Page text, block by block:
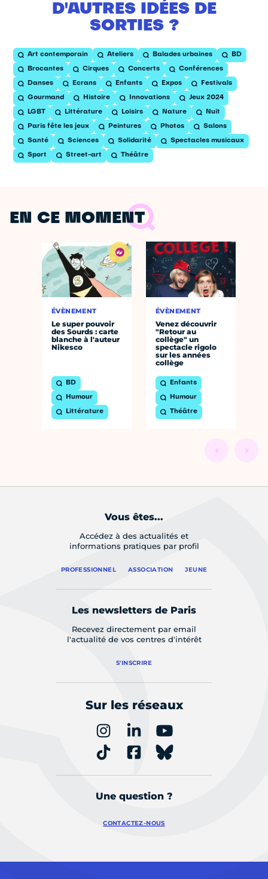
D'AUTRES IDÉES DE
SORTIES ?
Art contemporain Ateliers Balades urbaines BD
Brocantes Cirques Concerts Conférences
Danses Ecrans Enfants Expos Festivals
Gourmand Histoire Innovations Jeux 2024
LGBT Littérature Loisirs Nature Nuit
Paris fête les jeux Peintures Photos Salons
Santé Sciences Solidarité Spectacles musicaux
Sport Street-art Théâtre
EN CE MOMENT
ÉVÈNEMENT
Le super pouvoir
des Sourds : carte
blanche à l'auteur
Nikesco
BD
Humour
Littérature
ÉVÈNEMENT
Venez découvrir
"Retour au
collège" un
spectacle rigolo
sur les années
collège
Enfants
Humour
Théâtre
Vous êtes...
Accédez à des actualités et
informations pratiques par profil
PROFESSIONNEL ASSOCIATION JEUNE
Les newsletters de Paris
Recevez directement par email
l'actualité de vos centres d'intérêt
S'INSCRIRE
Sur les réseaux
Une question ?
CONTACTEZ-NOUS